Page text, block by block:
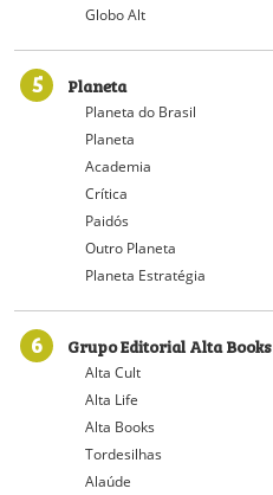
Globo Alt
5 Planeta
Planeta do Brasil
Planeta
Academia
Crítica
Paidós
Outro Planeta
Planeta Estratégia
6 Grupo Editorial Alta Books
Alta Cult
Alta Life
Alta Books
Tordesilhas
Alaúde